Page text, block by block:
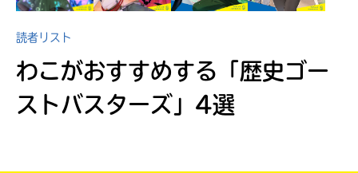
読者リスト
わこがおすすめする 「歴史ゴー
ストバスターズ」4選